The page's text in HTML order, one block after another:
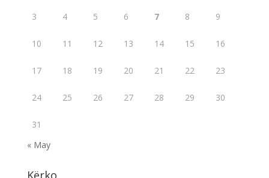
3 4 5 6 7 8 9
10 11 12 13 14 15 16
17 18 19 20 21 22 23
24 25 26 27 28 29 30
31
« May
Kërko